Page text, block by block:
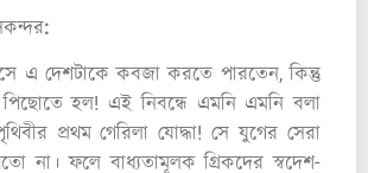
এ দেশটাকে কবজা করতে পারতেন, কিন্তু
পিছোতে হল! এই নিবন্ধে এমনি এমনি বলা
প্রথম গেরিলা যোদ্ধা! সে যুগের সেরা
না। ফলে বাধ্যতামূলক গ্রিকদের স্বদেশ-